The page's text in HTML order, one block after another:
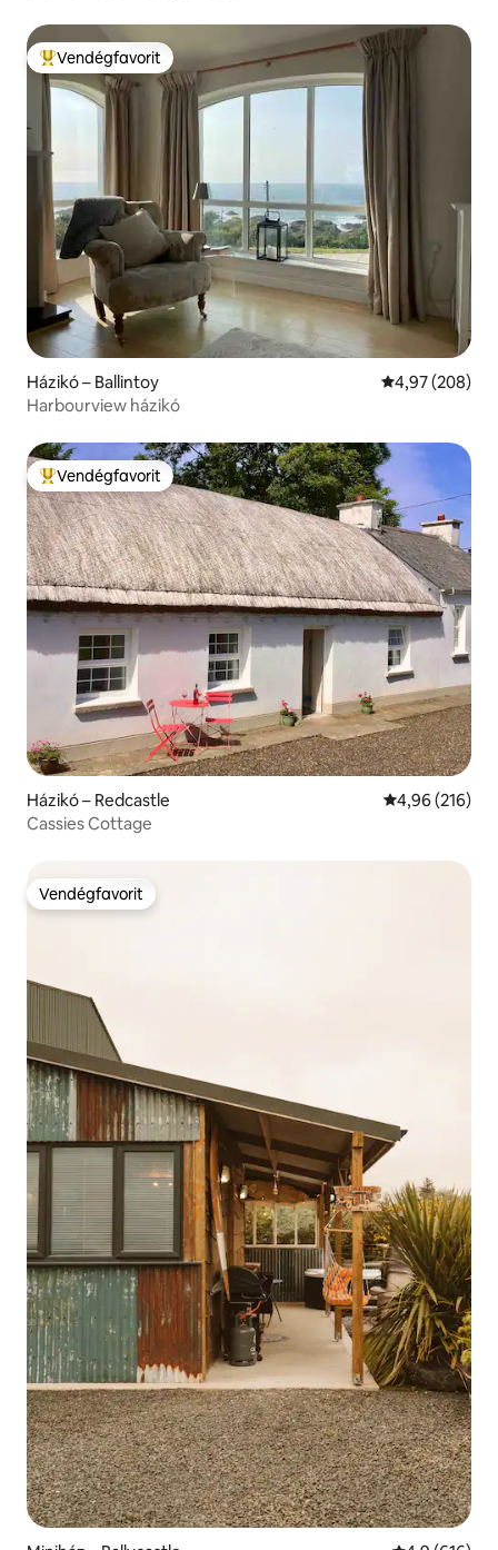
Kiemelt vendégfavorit
Vendégfavorit
Házikó – Ballintoy Átlagos
4,97 (208)
Harbourview házikó
Kiemelt vendégfavorit
Vendégfavorit
Házikó – Redcastle Átlagos
4,96 (216)
Cassies Cottage
Vendégfavorit
Vendégfavorit